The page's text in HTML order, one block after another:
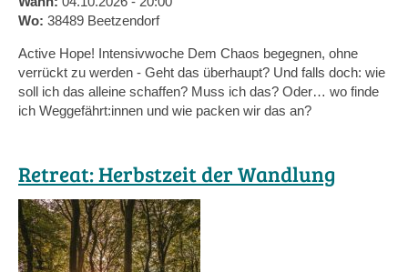
Wo: 38489 Beetzendorf
Active Hope! Intensivwoche Dem Chaos begegnen, ohne
verrückt zu werden - Geht das überhaupt? Und falls doch: wie
soll ich das alleine schaffen? Muss ich das? Oder… wo finde
ich Weggefährt:innen und wie packen wir das an?
Retreat: Herbstzeit der Wandlung